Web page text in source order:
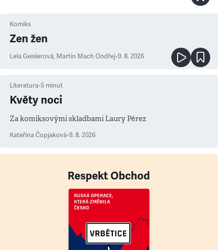
Komiks
Zen žen
Lela Geislerová, Martin Mach Ondřej•9. 8. 2026
Literatura•5 minut
Květy noci
Za komiksovými skladbami Laury Pérez
Kateřina Čopjaková•9. 8. 2026
Respekt Obchod